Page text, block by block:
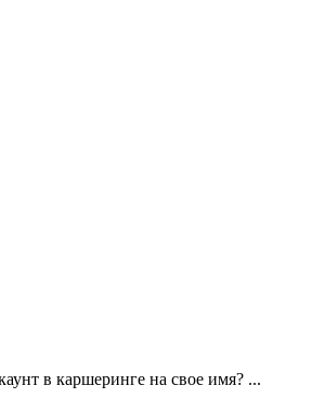
в каршеринге на свое имя? ...